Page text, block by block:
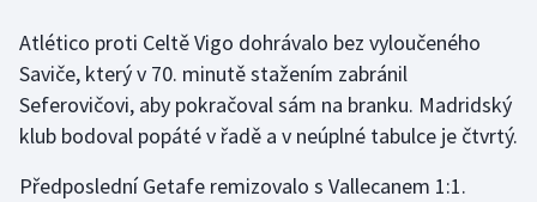
Házená
Jezdectví
Judo
Atlético proti Celtě Vigo dohrávalo bez vyloučeného
Saviče, který v 70. minutě stažením zabránil
Seferovičovi, aby pokračoval sám na branku. Madridský
klub bodoval popáté v řadě a v neúplné tabulce je čtvrtý.
Předposlední Getafe remizovalo s Vallecanem 1:1.